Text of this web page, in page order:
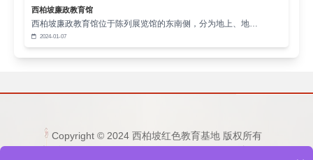
西柏坡廉政教育馆
西柏坡廉政教育馆位于陈列展览馆的东南侧，分为地上、地…
2024-01-07
Copyright © 2024 西柏坡红色教育基地 版权所有